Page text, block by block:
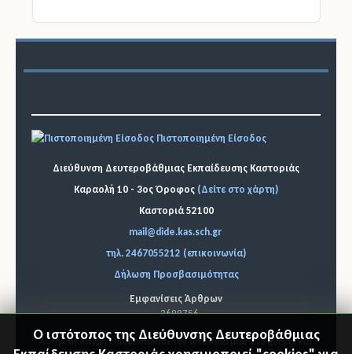
Πιστοποιημένη Είσοδος
Διεύθυνση Δευτεροβάθμιας Εκπαίδευσης Καστοριάς
Καραολή 10 - 3ος Όροφος (Δείτε στο χάρτη)
Καστοριά 52100
mail@dide.kas.sch.gr
τηλ. 2467055212 (επικοινωνία)
Δήλωση Προσβασιμότητας
Εμφανίσεις Άρθρων
2699756
Αυτήν τη στιγμή επισκέπτονται τον ιστότοπό μας 133 guests και
Ο ιστότοπος της Διεύθυνσης Δευτεροβάθμιας